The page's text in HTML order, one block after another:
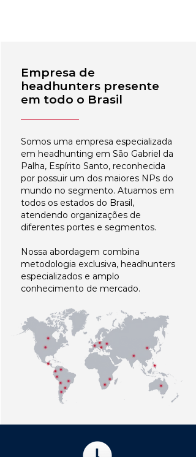
Empresa de
headhunters presente
em todo o Brasil
Somos uma empresa especializada
em headhunting em São Gabriel da
Palha, Espírito Santo, reconhecida
por possuir um dos maiores NPs do
mundo no segmento. Atuamos em
todos os estados do Brasil,
atendendo organizações de
diferentes portes e segmentos.
Nossa abordagem combina
metodologia exclusiva, headhunters
especializados e amplo
conhecimento de mercado.